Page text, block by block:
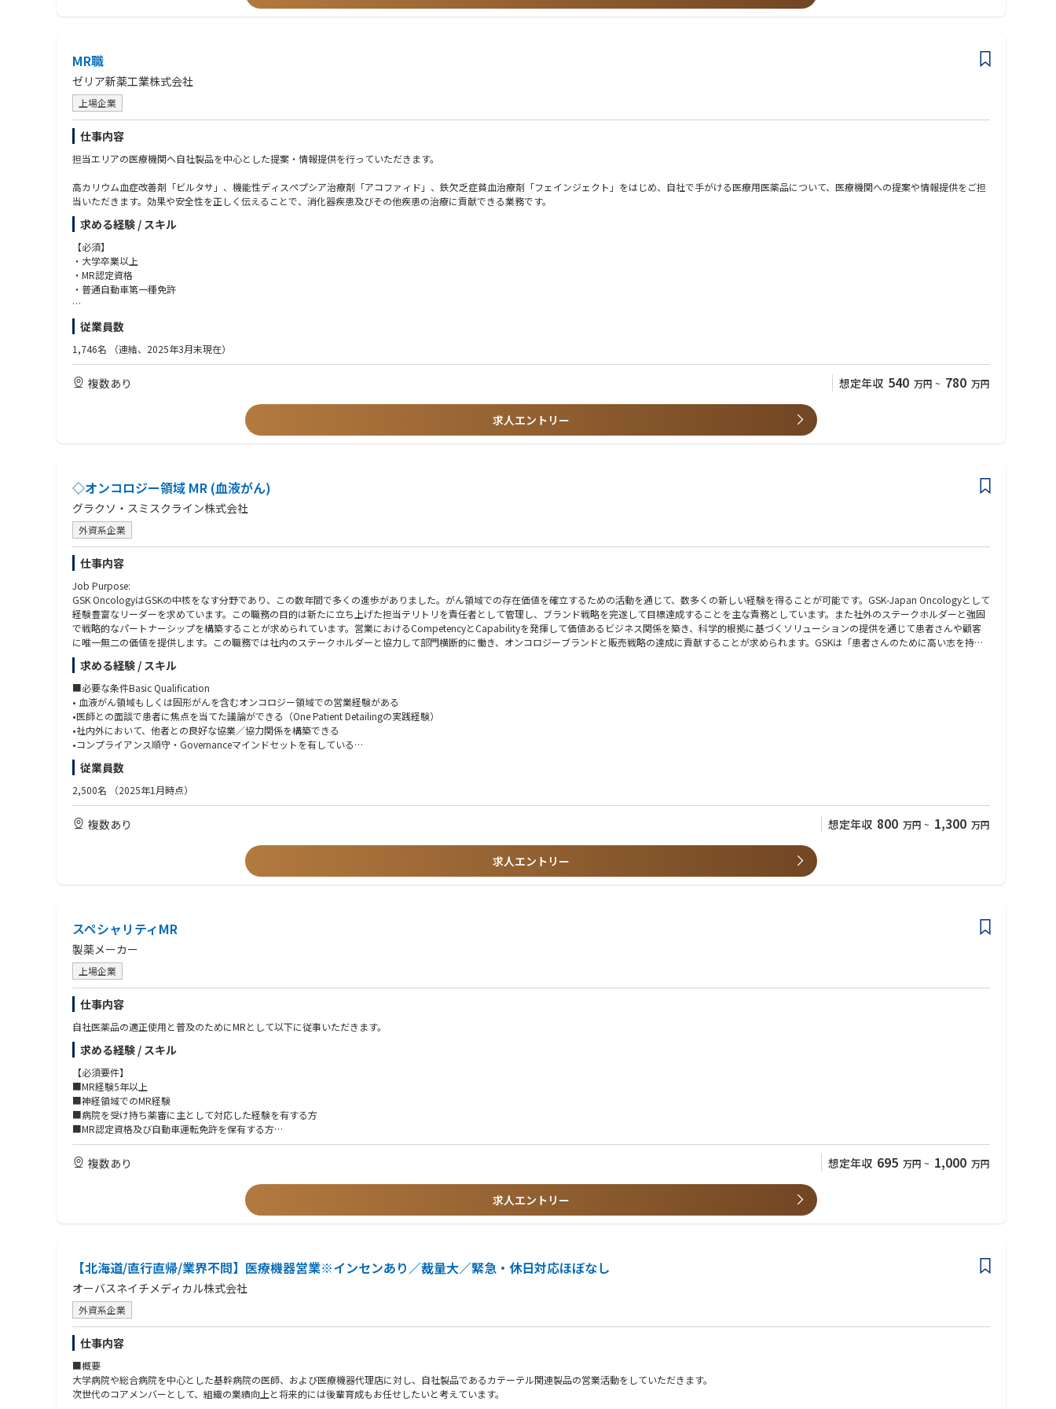
MR職
ゼリア新薬工業株式会社
上場企業
仕事内容
担当エリアの医療機関へ自社製品を中心とした提案・情報提供を行っていただきます。
高カリウム血症改善剤「ビルタサ」、機能性ディスペプシア治療剤「アコファィド」、鉄欠乏症貧血治療剤「フェインジェクト」をはじめ、自社で手がける医療用医薬品について、医療機関への提案や情報提供をご担
当いただきます。効果や安全性を正しく伝えることで、消化器疾患及びその他疾患の治療に貢献できる業務です。
求める経験 / スキル
【必須】
・大学卒業以上
・MR認定資格
・普通自動車第一種免許
【尚可】
・薬剤師資格
従業員数
1,746名 （連結、2025年3月末現在）
複数あり 想定年収 540 万円 ~ 780 万円
求人エントリー
◇オンコロジー領域 MR (血液がん)
グラクソ・スミスクライン株式会社
外資系企業
仕事内容
Job Purpose:
GSK OncologyはGSKの中核をなす分野であり、この数年間で多くの進歩がありました。がん領域での存在価値を確立するための活動を通じて、数多くの新しい経験を得ることが可能です。GSK-Japan Oncologyとして
経験豊富なリーダーを求めています。この職務の目的は新たに立ち上げた担当テリトリを責任者として管理し、ブランド戦略を完遂して目標達成することを主な責務としています。また社外のステークホルダーと強固
で戦略的なパートナーシップを構築することが求められています。営業におけるCompetencyとCapabilityを発揮して価値あるビジネス関係を築き、科学的根拠に基づくソリューションの提供を通じて患者さんや顧客
に唯一無二の価値を提供します。この職務では社内のステークホルダーと協力して部門横断的に働き、オンコロジーブランドと販売戦略の達成に貢献することが求められます。GSKは「患者さんのために高い志を持つ
（Ambitious for patients）」「結果に責任を持つ（Accountable for Impact）」「正しいことをする（Do the right thing）」という文化を大事にしています。これらの価値観を理解し体現することはGSKの更なる成長
にとって非常に重要なことだと考えています。
Primary Responsibilities:
•会社方針に従ってオンコロジー製品を全ての顧客に届けるために担当テリトリを管理する。
•マーケティングプランを理解して担当テリトリのビジネスプランを作成し、目標達成のために確実に実行する。
•設定した目標の達成、及び日々の進捗管理を行う。
•製品知識・スキルの習得など積極的に自己啓発を行う
•活動によって再現性のある成功例は積極的にチーム内で共有する
•会社のビジネス方針・手順・ルールなどの関連事項を常に把握し、100%遵守した実施を保証する。
求める経験 / スキル
■必要な条件Basic Qualification
• 血液がん領域もしくは固形がんを含むオンコロジー領域での営業経験がある
•医師との面談で患者に焦点を当てた議論ができる（One Patient Detailingの実践経験）
•社内外において、他者との良好な協業／協力関係を構築できる
•コンプライアンス順守・Governanceマインドセットを有している
•大学病院及び基幹病院での成功実績および新薬採用経験を有している
•優れたコミュニケーション能力、提案力、問題解決能力
•論文に興味を持ち、最新情報を自ら学ぶことができる
学位/資格/語学力 Education/certification/Language
•多発性骨髄腫／骨髄繊維症での活動経験
•デジタル/オムニチャネルアプローチによる営業経験
従業員数
2,500名 （2025年1月時点）
複数あり 想定年収 800 万円 ~ 1,300 万円
求人エントリー
スペシャリティMR
製薬メーカー
上場企業
仕事内容
自社医薬品の適正使用と普及のためにMRとして以下に従事いただきます。
求める経験 / スキル
【必須要件】
■MR経験5年以上
■神経領域でのMR経験
■病院を受け持ち薬審に主として対応した経験を有する方
■MR認定資格及び自動車運転免許を保有する方
■将来的な転勤に対応可能な方
【歓迎要件】
複数あり 想定年収 695 万円 ~ 1,000 万円
求人エントリー
【北海道/直行直帰/業界不問】医療機器営業※インセンあり／裁量大／緊急・休日対応ほぼなし
オーバスネイチメディカル株式会社
外資系企業
仕事内容
■概要
大学病院や総合病院を中心とした基幹病院の医師、および医療機器代理店に対し、自社製品であるカテーテル関連製品の営業活動をしていただきます。
次世代のコアメンバーとして、組織の業績向上と将来的には後輩育成もお任せしたいと考えています。